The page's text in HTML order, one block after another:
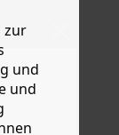
zur
und
und